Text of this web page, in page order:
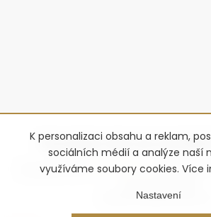
K personalizaci obsahu a reklam,
sociálních médií a analýze naší
využíváme soubory cookies. Více
Nastavení
Vytvořil Shoptet Premium
Copyright 2026Advantage-fl. Všechna